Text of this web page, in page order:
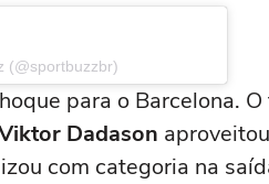
(@sportbuzzbr)
para o Barcelona.
Dadason
com categoria na